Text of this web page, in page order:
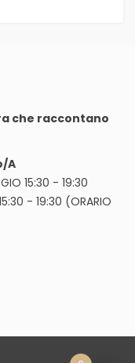
che raccontano
A
15:30 - 19:30
- 19:30 (ORARIO